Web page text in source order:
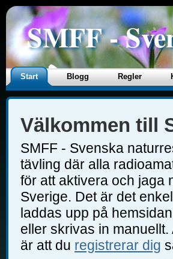
SMFF -
Start Blogg Regler
Välkommen till
SMFF - Svenska
tävling där alla
för att aktivera och jaga
Sverige. Det är det
laddas upp på
eller skrivas in manuellt.
är att du registrerar dig